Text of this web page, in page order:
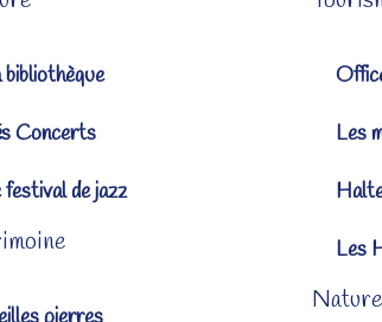
bibliothèque
Concerts
festival de jazz
Les
Les
Nature